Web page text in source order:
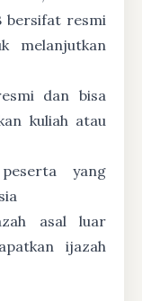
bersifat resmi
melanjutkan
dan bisa
kuliah atau
yang
asal luar
ijazah